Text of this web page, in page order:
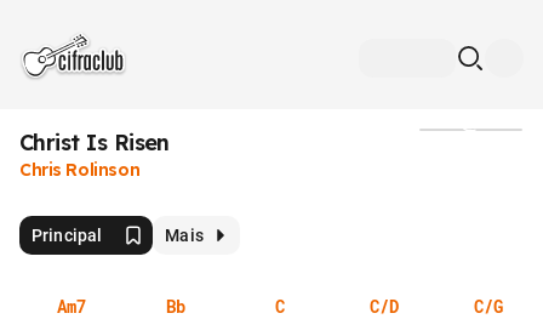
Christ Is Risen
Chris Rolinson
Principal Mais
Am7 Bb C C/D C/G